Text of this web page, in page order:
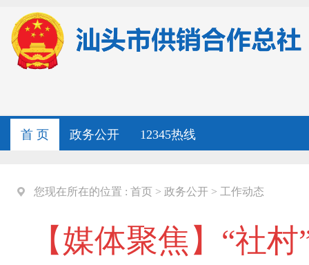
首 页 政务公开 12345热线
您现在所在的位置 : 首页 > 政务公开 > 工作动态
【媒体聚焦】“社